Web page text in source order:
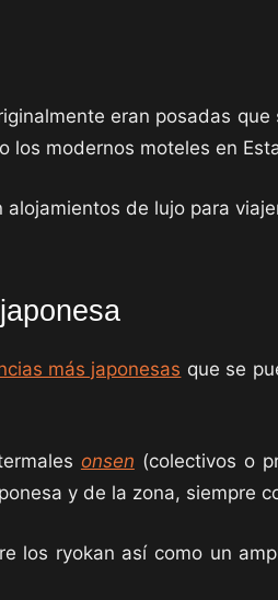
eran posadas
los modernos moteles en
de lujo para
más japonesas que se
onsen (colectivos o
y de la zona, siempre
los ryokan así como un